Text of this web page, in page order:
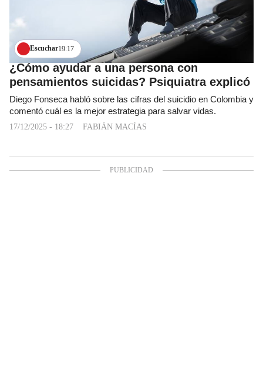
Escuchar19:17
¿Cómo ayudar a una persona con
pensamientos suicidas? Psiquiatra explicó
Diego Fonseca habló sobre las cifras del suicidio en Colombia y
comentó cuál es la mejor estrategia para salvar vidas.
17/12/2025 - 18:27 FABIÁN MACÍAS